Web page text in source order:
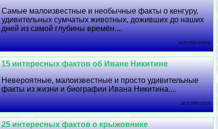
Самые малоизвестные и необычные факты о кенгуру,
удивительных сумчатых животных, доживших до наших
дней из самой глубины времён....
29 07 2026 22:24:42
15 интересных фактов об Иване Никитине
Невероятные, малоизвестные и просто удивительные
факты из жизни и биографии Ивана Никитина....
28 07 2026 0:52:25
25 интересных фактов о крыжовнике